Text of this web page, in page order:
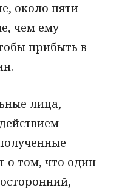
около пяти
чем ему
прибыть в
лица,
о том, что один